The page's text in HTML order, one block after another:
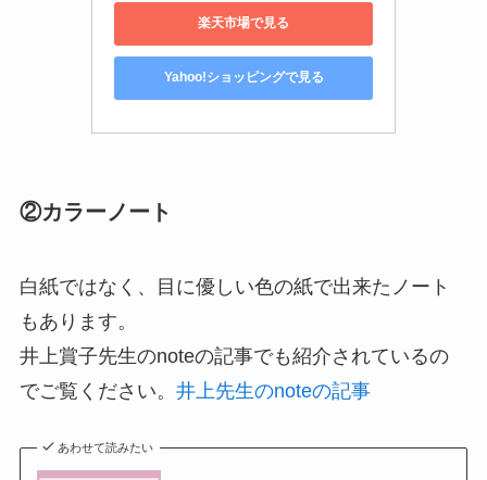
楽天市場で見る
Yahoo!ショッピングで見る
②カラーノート
白紙ではなく、目に優しい色の紙で出来たノート
もあります。
井上賞子先生のnoteの記事でも紹介されているの
でご覧ください。 井上先生のnoteの記事
あわせて読みたい